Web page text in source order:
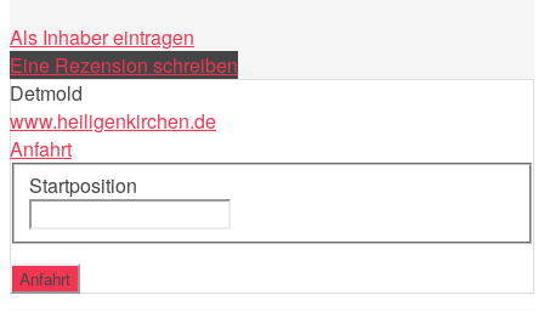
Als Inhaber eintragen
Eine Rezension schreiben
Detmold
www.heiligenkirchen.de
Anfahrt
Startposition